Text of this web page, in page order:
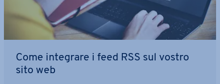
Come integrare i feed RSS sul vostro
sito web